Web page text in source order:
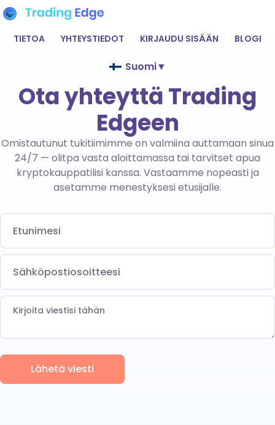
TIETOA YHTEYSTIEDOT KIRJAUDU SISÄÄN BLOGI
Suomi▼
Ota yhteyttä Trading
Edgeen
Omistautunut tukitiimimme on valmiina auttamaan sinua
24/7 — olitpa vasta aloittamassa tai tarvitset apua
kryptokauppatilisi kanssa. Vastaamme nopeasti ja
asetamme menestyksesi etusijalle.
Lähetä viesti